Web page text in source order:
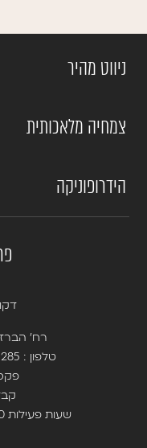
ניווט מהיר
צמחיה מלאכותית
הידרופוניקה
רח’ הברזל 31 תל אביב
טלפון :
פקס :
שעות פעילות 08:30-16:00 (חניה מובטחת)